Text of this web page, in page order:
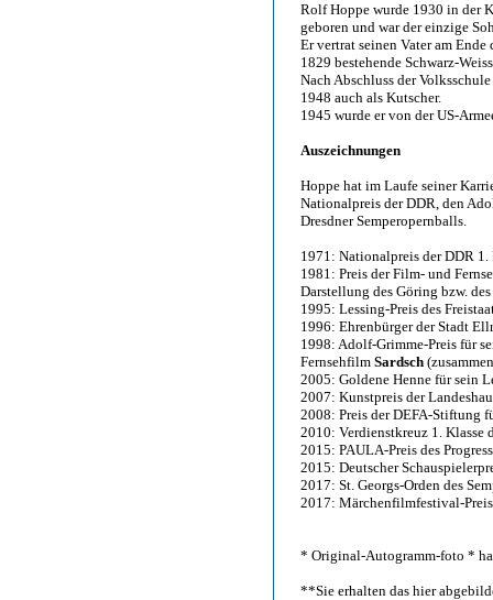
Rolf Hoppe wurde 1930 in der
geboren und war der einzige
Er vertrat seinen Vater am
1829 bestehende Schwarz-
Nach Abschluss der
1948 auch als Kutscher.
1945 wurde er von der US-
Auszeichnungen
Hoppe hat im Laufe seiner
Nationalpreis der DDR, den
Dresdner Semperopernballs.
1971: Nationalpreis der DDR
1981: Preis der Film- und
Darstellung des Göring bzw.
1995: Lessing-Preis des
1996: Ehrenbürger der Stadt
1998: Adolf-Grimme-Preis für
Fernsehfilm Sardsch
2005: Goldene Henne für sein
2007: Kunstpreis der
2008: Preis der DEFA-Stiftung
2010: Verdienstkreuz 1. Klasse
2015: PAULA-Preis des
2015: Deutscher
2017: St. Georgs-Orden des
2017: Märchenfilmfestival-
* Original-Autogramm-foto *
**Sie erhalten das hier